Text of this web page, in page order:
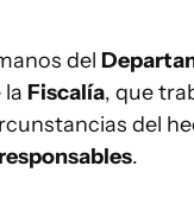
del
la Fiscalía, que
del
.